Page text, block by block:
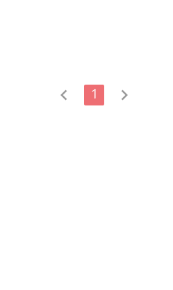
chevron_left 1 chevron_right